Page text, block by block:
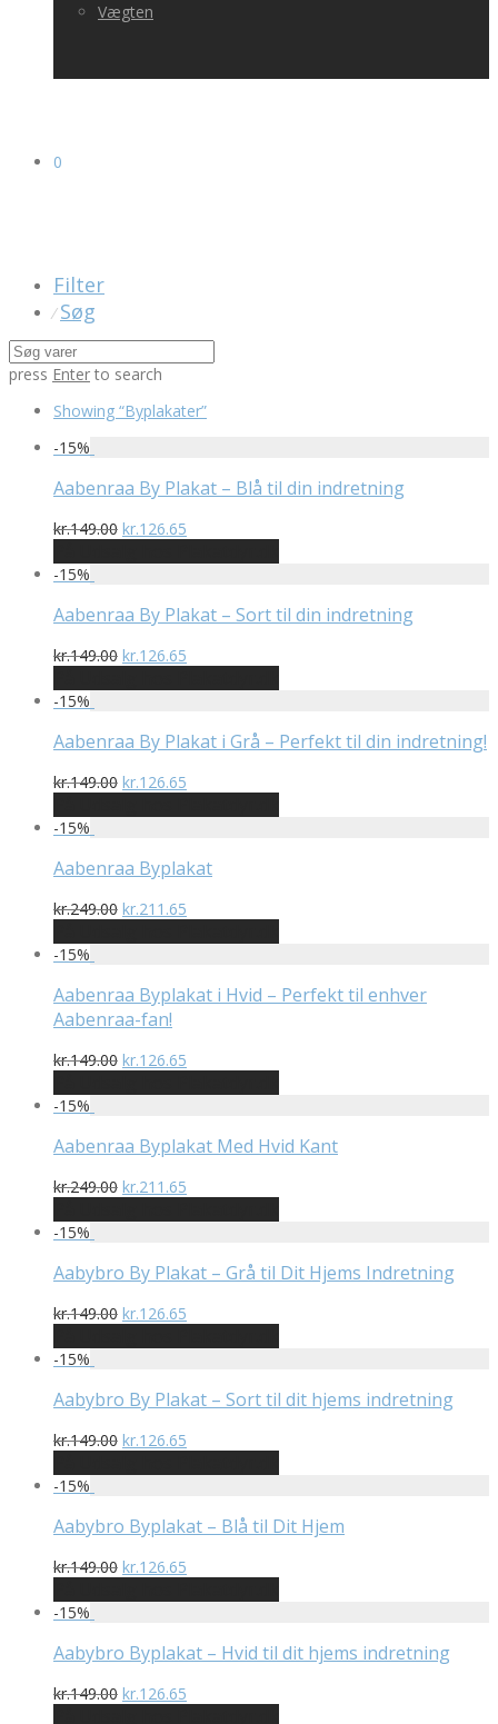
Vægten
0
Filter
⁄ Søg
press Enter to search
Showing “Byplakater”
-15%
Aabenraa By Plakat – Blå til din indretning
kr.149.00 Den
pris
kr.149.00.
kr.126.65
pris
kr.126.65.
-15%
Aabenraa By Plakat – Sort til din indretning
kr.149.00 Den
pris
kr.149.00.
kr.126.65
pris
kr.126.65.
-15%
Aabenraa By Plakat i Grå – Perfekt til din indretning!
kr.149.00 Den
pris
kr.149.00.
kr.126.65
pris
kr.126.65.
-15%
Aabenraa Byplakat
kr.249.00 Den
pris
kr.249.00.
kr.211.65
pris
kr.211.65.
-15%
Aabenraa Byplakat i Hvid – Perfekt til enhver
Aabenraa-fan!
kr.149.00 Den
pris
kr.149.00.
kr.126.65
pris
kr.126.65.
-15%
Aabenraa Byplakat Med Hvid Kant
kr.249.00 Den
pris
kr.249.00.
kr.211.65
pris
kr.211.65.
-15%
Aabybro By Plakat – Grå til Dit Hjems Indretning
kr.149.00 Den
pris
kr.149.00.
kr.126.65
pris
kr.126.65.
-15%
Aabybro By Plakat – Sort til dit hjems indretning
kr.149.00 Den
pris
kr.149.00.
kr.126.65
pris
kr.126.65.
-15%
Aabybro Byplakat – Blå til Dit Hjem
kr.149.00 Den
pris
kr.149.00.
kr.126.65
pris
kr.126.65.
-15%
Aabybro Byplakat – Hvid til dit hjems indretning
kr.149.00 Den
kr.126.65